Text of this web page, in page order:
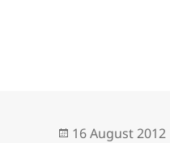
Posted
16 August 2012